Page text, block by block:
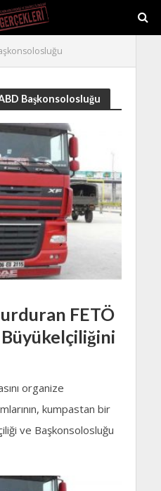
Başkonsolosluğu
FETÖ
organize
kumpastan bir
ve Başkonsolosluğu